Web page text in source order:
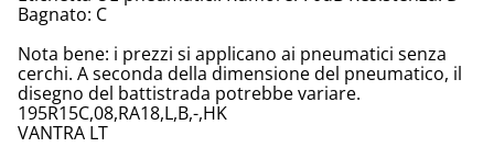
Bagnato: C
Nota bene: i prezzi si applicano ai pneumatici senza
cerchi. A seconda della dimensione del pneumatico, il
disegno del battistrada potrebbe variare.
195R15C,08,RA18,L,B,-,HK
VANTRA LT